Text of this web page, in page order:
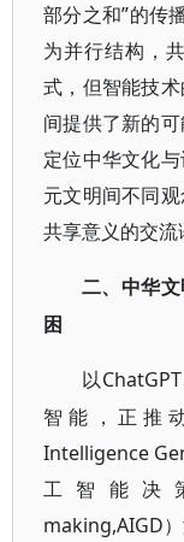
部分之和”的传
为并行结构，
式，但智能技
间提供了新的
定位中华文化
元文明间不同
共享意义的交流
二、中华
困
以
智能，正推
Intelligence
工智能决
making,AIGD